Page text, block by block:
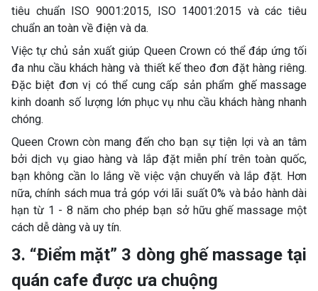
tiêu chuẩn ISO 9001:2015, ISO 14001:2015 và các tiêu
chuẩn an toàn về điện và da.
Việc tự chủ sản xuất giúp Queen Crown có thể đáp ứng tối
đa nhu cầu khách hàng và thiết kế theo đơn đặt hàng riêng.
Đặc biệt đơn vị có thể cung cấp sản phẩm ghế massage
kinh doanh số lượng lớn phục vụ nhu cầu khách hàng nhanh
chóng.
Queen Crown còn mang đến cho bạn sự tiện lợi và an tâm
bởi dịch vụ giao hàng và lắp đặt miễn phí trên toàn quốc,
bạn không cần lo lắng về việc vận chuyển và lắp đặt. Hơn
nữa, chính sách mua trả góp với lãi suất 0% và bảo hành dài
hạn từ 1 - 8 năm cho phép bạn sở hữu ghế massage một
cách dễ dàng và uy tín.
3. “Điểm mặt” 3 dòng ghế massage tại
quán cafe được ưa chuộng